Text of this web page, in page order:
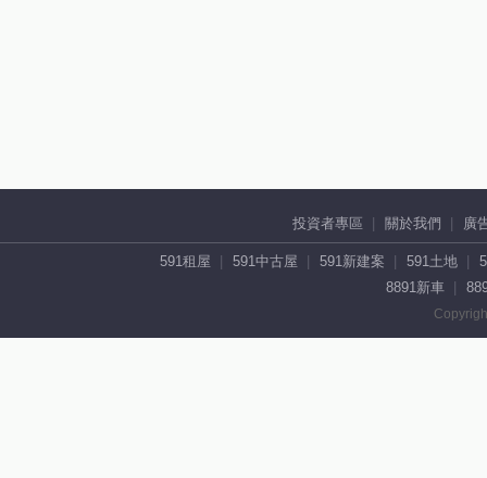
投資者專區 關於我們 廣
591租屋 591中古屋 591新建案 591土地
8891新車